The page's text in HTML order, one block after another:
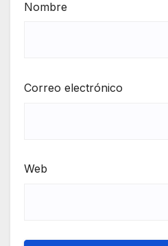
Nombre
Correo electrónico
Web